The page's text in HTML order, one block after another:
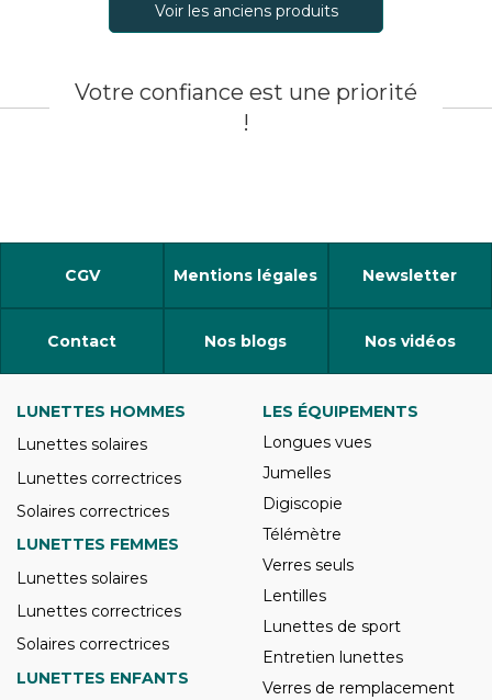
Voir les anciens produits
Votre confiance est une priorité
!
CGV Mentions légales Newsletter
Contact Nos blogs Nos vidéos
LUNETTES HOMMES
Lunettes solaires
Lunettes correctrices
Solaires correctrices
LUNETTES FEMMES
Lunettes solaires
Lunettes correctrices
Solaires correctrices
LUNETTES ENFANTS
LES ÉQUIPEMENTS
Longues vues
Jumelles
Digiscopie
Télémètre
Verres seuls
Lentilles
Lunettes de sport
Entretien lunettes
Verres de remplacement